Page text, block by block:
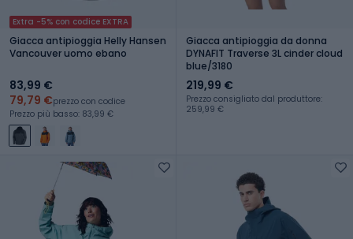
Extra -5% con codice EXTRA
Giacca antipioggia Helly Hansen
Vancouver uomo ebano
83,99 €
79,79 €prezzo con codice
Prezzo più basso: 83,99 €
Giacca antipioggia da donna
DYNAFIT Traverse 3L cinder cloud
blue/3180
219,99 €
Prezzo consigliato dal produttore:
259,99 €